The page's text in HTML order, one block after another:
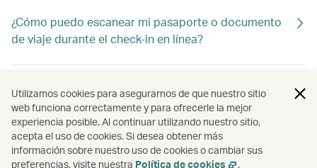
¿Cómo puedo escanear mi pasaporte o documento
de viaje durante el check-in en línea?
¿Qué es el planificador de viajes?
¿Por qué ya no puedo hacer el check-in en línea
prioritario?
Utilizamos cookies para asegurarnos de que nuestro sitio
web funciona correctamente y para ofrecerle la mejor
experiencia posible. Al continuar utilizando nuestro sitio,
acepta el uso de cookies. Si desea obtener más
información sobre nuestro uso de cookies o cambiar sus
preferencias, visite nuestra Política de cookies .